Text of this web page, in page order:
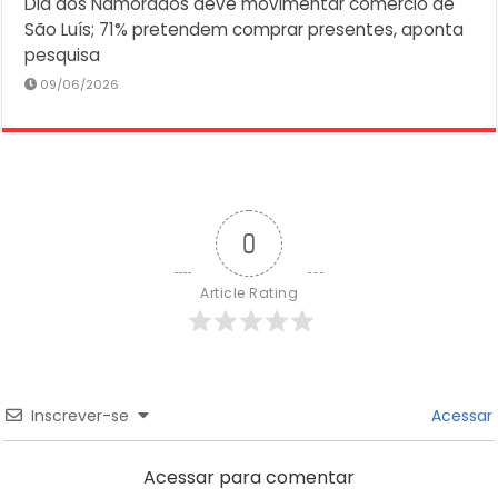
São Luís; 71% pretendem comprar presentes, aponta
pesquisa
09/06/2026
0
Article Rating
Inscrever-se Acessar
Acessar para comentar